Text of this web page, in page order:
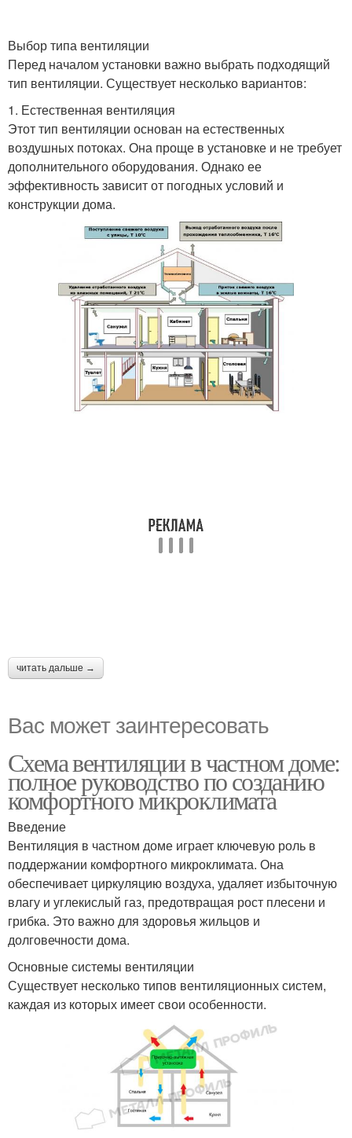
Выбор типа вентиляции
Перед началом установки важно выбрать подходящий
тип вентиляции. Существует несколько вариантов:
1. Естественная вентиляция
Этот тип вентиляции основан на естественных
воздушных потоках. Она проще в установке и не требует
дополнительного оборудования. Однако ее
эффективность зависит от погодных условий и
конструкции дома.
читать дальше →
Вас может заинтересовать
Схема вентиляции в частном доме:
полное руководство по созданию
комфортного микроклимата
Введение
Вентиляция в частном доме играет ключевую роль в
поддержании комфортного микроклимата. Она
обеспечивает циркуляцию воздуха, удаляет избыточную
влагу и углекислый газ, предотвращая рост плесени и
грибка. Это важно для здоровья жильцов и
долговечности дома.
Основные системы вентиляции
Существует несколько типов вентиляционных систем,
каждая из которых имеет свои особенности.